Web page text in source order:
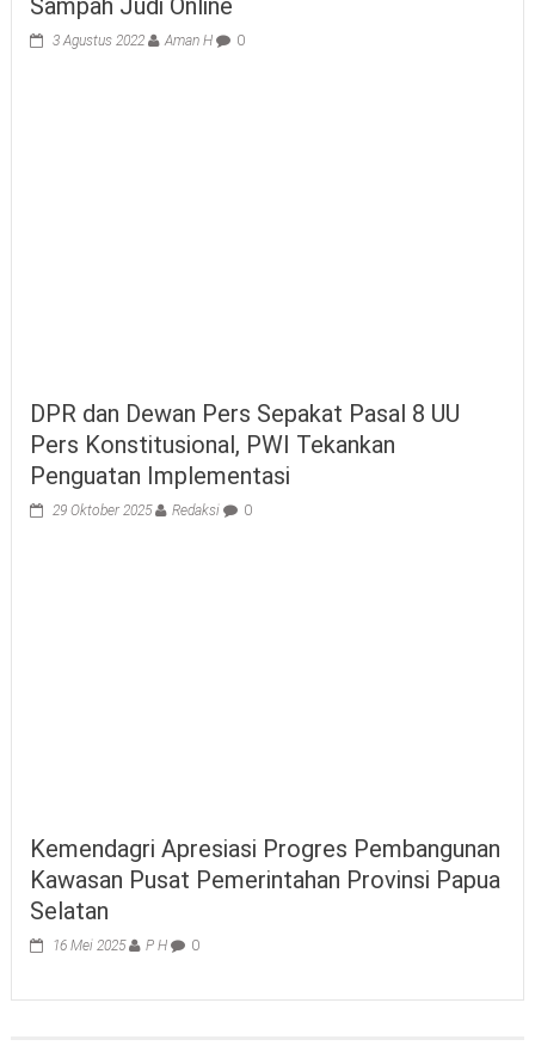
Sampah Judi Online
3 Agustus 2022 Aman H 0
DPR dan Dewan Pers Sepakat Pasal 8 UU
Pers Konstitusional, PWI Tekankan
Penguatan Implementasi
29 Oktober 2025 Redaksi 0
Kemendagri Apresiasi Progres Pembangunan
Kawasan Pusat Pemerintahan Provinsi Papua
Selatan
16 Mei 2025 P H 0